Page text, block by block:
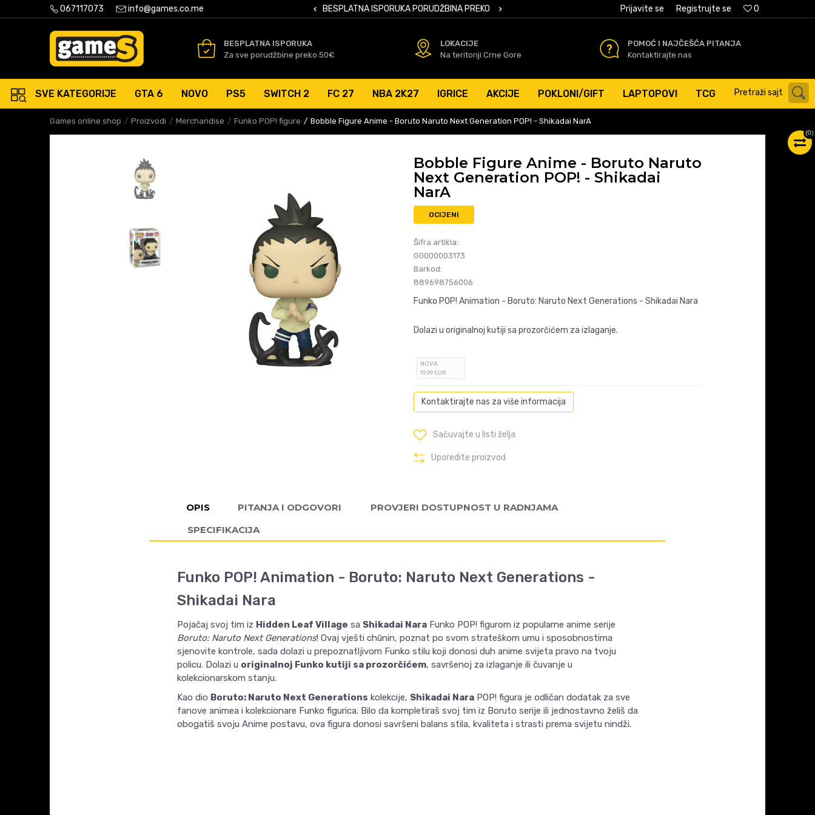
067117073 info@games.co.me
ISPORUKA PORUDŽBINA PREKO 50 EURSIGURNO PLAĆANJE PLATNIM KARTICAMA BESPLATNA ISPORUKA PORUDŽBINA PREKO 50 EURSIGURNO PLAĆANJE PLATNIM KARTICAMA 0
Prijavite se Registrujte se
BESPLATNA ISPORUKA
Za sve porudžbine preko 50€
LOKACIJE
Na teritoriji Crne Gore
POMOĆ I NAJČEŠĆA PITANJA
Kontaktirajte nas
SVE KATEGORIJE GTA 6 NOVO PS5 SWITCH 2 FC 27 NBA 2K27 IGRICE AKCIJE POKLONI/GIFT LAPTOPOVI TCG Pretraži sajt
Games online shop Proizvodi Merchandise Funko POP! figure Bobble Figure Anime - Boruto Naruto Next Generation POP! - Shikadai NarA
(0)
Bobble Figure Anime - Boruto Naruto
Next Generation POP! - Shikadai
NarA
OCIJENI
Šifra artikla:
G0000003173
Barkod:
889698756006
Funko POP! Animation - Boruto: Naruto Next Generations - Shikadai Nara
Dolazi u originalnoj kutiji sa prozorčićem za izlaganje.
NOVA
19,99 EUR
Kontaktirajte nas za više informacija
Sačuvajte u listi želja
Uporedite proizvod
OPIS PITANJA I ODGOVORI
PROVJERI DOSTUPNOST U RADNJAMA
SPECIFIKACIJA
Funko POP! Animation - Boruto: Naruto Next Generations -
Shikadai Nara
Pojačaj svoj tim iz Hidden Leaf Village sa Shikadai Nara Funko POP! figurom iz popularne anime serije
Boruto: Naruto Next Generations! Ovaj vješti chūnin, poznat po svom strateškom umu i sposobnostima
sjenovite kontrole, sada dolazi u prepoznatljivom Funko stilu koji donosi duh anime svijeta pravo na tvoju
policu. Dolazi u originalnoj Funko kutiji sa prozorčićem, savršenoj za izlaganje ili čuvanje u
kolekcionarskom stanju.
Kao dio Boruto: Naruto Next Generations kolekcije, Shikadai Nara POP! figura je odličan dodatak za sve
fanove animea i kolekcionare Funko figurica. Bilo da kompletiraš svoj tim iz Boruto serije ili jednostavno želiš da
obogatiš svoju Anime postavu, ova figura donosi savršeni balans stila, kvaliteta i strasti prema svijetu nindži.